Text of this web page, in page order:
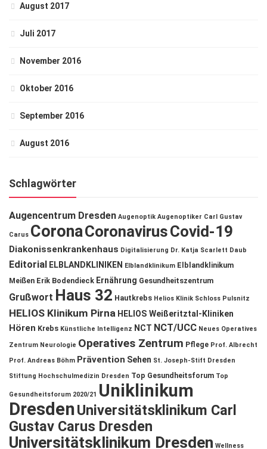
August 2017
Juli 2017
November 2016
Oktober 2016
September 2016
August 2016
Schlagwörter
Augencentrum Dresden Augenoptik Augenoptiker Carl Gustav
Carus CoronaCoronavirusCovid-19
Diakonissenkrankenhaus Digitalisierung Dr. Katja Scarlett Daub
Editorial ELBLANDKLINIKEN Elblandklinikum Elblandklinikum
Meißen Erik Bodendieck Ernährung Gesundheitszentrum
Grußwort Haus 32 Hautkrebs Helios Klinik Schloss Pulsnitz
HELIOS Klinikum Pirna HELIOS Weißeritztal-Kliniken
Hören Krebs Künstliche Intelligenz NCT NCT/UCC Neues Operatives
Zentrum Neurologie Operatives Zentrum Pflege Prof. Albrecht
Prof. Andreas Böhm Prävention Sehen St. Joseph-Stift Dresden
Stiftung Hochschulmedizin Dresden Top Gesundheitsforum Top
Gesundheitsforum 2020/21 Uniklinikum
DresdenUniversitätsklinikum Carl
Gustav Carus Dresden
Universitätsklinikum Dresden Wellness